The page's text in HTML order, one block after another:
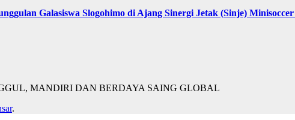
Galasiswa Slogohimo di Ajang Sinergi Jetak (Sinje) Minisoccer
MANDIRI DAN BERDAYA SAING GLOBAL
.